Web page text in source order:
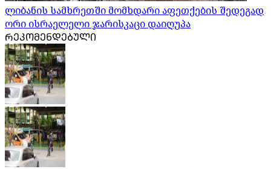
ლიბანის სამხრეთში მომხდარი აფეთქების შედეგად
ორი ისრაელელი ჯარისკაცი დაიღუპა
ᲠᲔᲙᲝᲛᲔᲜᲓᲔᲑᲣᲚᲘ